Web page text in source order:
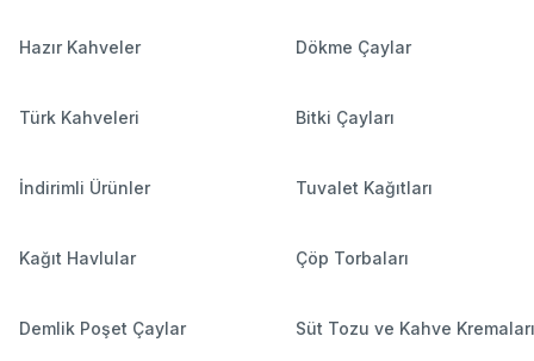
Hazır Kahveler Dökme Çaylar
Türk Kahveleri Bitki Çayları
İndirimli Ürünler Tuvalet Kağıtları
Kağıt Havlular Çöp Torbaları
Demlik Poşet Çaylar Süt Tozu ve Kahve Kremaları